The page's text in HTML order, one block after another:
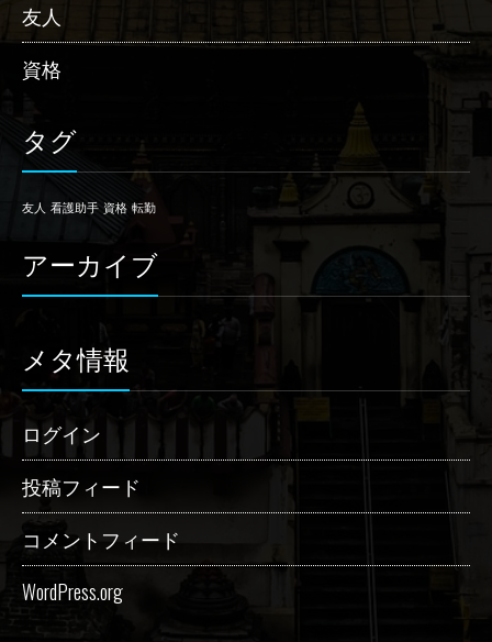
友人
資格
タグ
友人 看護助手 資格 転勤
アーカイブ
メタ情報
ログイン
投稿フィード
コメントフィード
WordPress.org